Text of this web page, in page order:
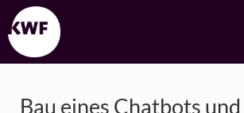
Bau eines Chatbots und